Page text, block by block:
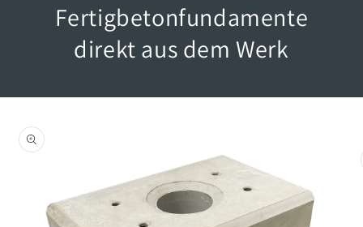
Fertigbetonfundamente
direkt aus dem Werk